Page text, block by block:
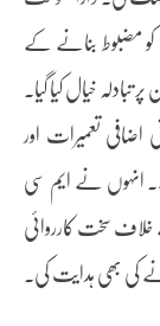
کو مضبوط بنانے کے
خیال کیا گیا۔
تعمیرات اور
انہوں نے ایم سی
خلاف سخت کارروائی
کی بھی ہدایت کی۔